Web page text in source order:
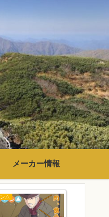
メーカー情報
ン△